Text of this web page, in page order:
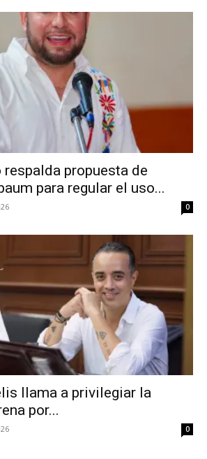
respalda propuesta de
para regular el uso...
0
llama a privilegiar la
por...
0